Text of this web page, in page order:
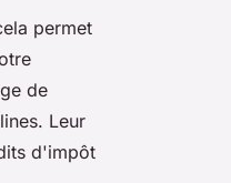
permet
de
Leur
d'impôt